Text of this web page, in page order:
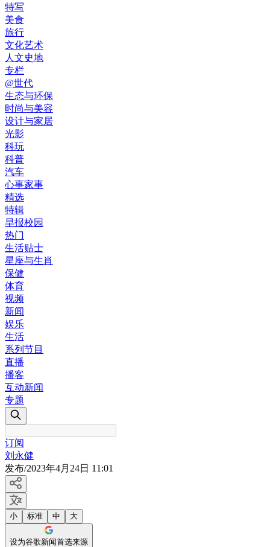
特写
美食
旅行
文化艺术
人文史地
专栏
@世代
生态与环保
时尚与美容
设计与家居
光影
科玩
科普
汽车
心事家事
精选
特辑
早报校园
热门
生活贴士
星座与生肖
保健
体育
视频
新闻
娱乐
生活
系列节目
直播
播客
互动新闻
专题
订阅
刘永健
发布/2023年4月24日 11:01
小 标准 中 大
设为谷歌新闻首选来源